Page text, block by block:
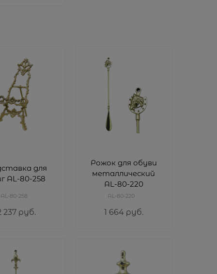
для
AL-80-258
AL-80-258
237 руб.
Рожок для обуви
металлический
AL-80-220
AL-80-220
1 664 руб.